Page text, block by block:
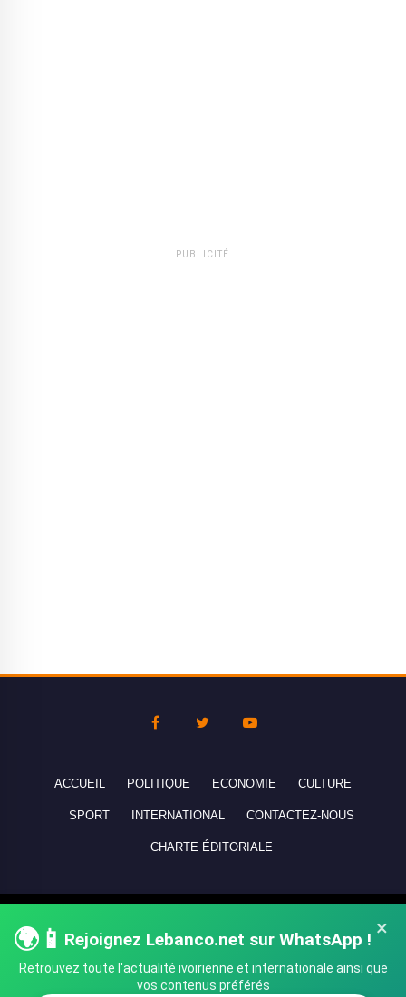
PUBLICITÉ
×
🌍📱 Rejoignez Lebanco.net sur WhatsApp !
Retrouvez toute l'actualité ivoirienne et internationale ainsi que
vos contenus préférés
ACCUEIL POLITIQUE ECONOMIE CULTURE
SPORT INTERNATIONAL CONTACTEZ-NOUS
CHARTE ÉDITORIALE
réservés - All rights reserved.